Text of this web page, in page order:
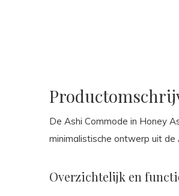
De Ashi Commode in Honey
minimalistische ontwerp uit de
Overzichtelijk en